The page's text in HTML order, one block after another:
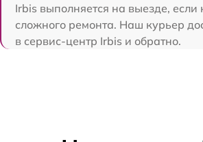
Irbis выполняется на выезде, если
сложного ремонта. Наш курьер
в сервис-центр Irbis и обратно.